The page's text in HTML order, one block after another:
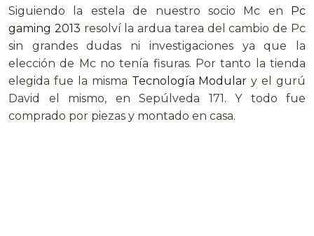
Siguiendo la estela de nuestro socio Mc en Pc
gaming 2013 resolví la ardua tarea del cambio de Pc
sin grandes dudas ni investigaciones ya que la
elección de Mc no tenía fisuras. Por tanto la tienda
elegida fue la misma Tecnología Modular y el gurú
David el mismo, en Sepúlveda 171. Y todo fue
comprado por piezas y montado en casa.